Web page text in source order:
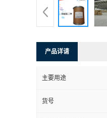
产品详请
主要用途
货号